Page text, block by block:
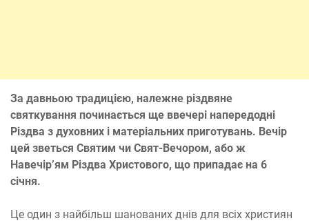
За давньою традицією, належне різдвяне
святкування починається ще ввечері напередодні
Різдва з духовних і матеріальних приготувань. Вечір
цей зветься Святим чи Свят-Вечором, або ж
Навечір’ям Різдва Христового, що припадає на 6
січня.
Це один з найбільш шанованих днів для всіх християн